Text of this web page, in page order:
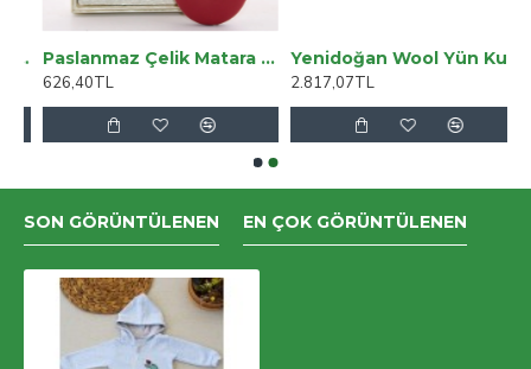
Paslanmaz Çelik Matara Alk2246
626,40TL
Yenidoğan Wool Yün Kumaş Taç Nakışlı Güpür Duvaklı Fiyonk Prizma Taş Unisex Kundak Bebek Battaniyesi
2.817,07TL
SON GÖRÜNTÜLENEN EN ÇOK GÖRÜNTÜLENEN